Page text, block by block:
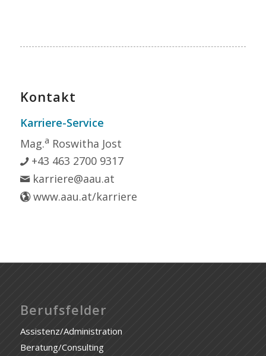
Kontakt
Karriere-Service
Mag.a Roswitha Jost
+43 463 2700 9317
karriere@aau.at
www.aau.at/karriere
Berufsfelder
Assistenz/Administration
Beratung/Consulting